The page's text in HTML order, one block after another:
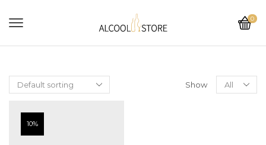
0
Show
10%